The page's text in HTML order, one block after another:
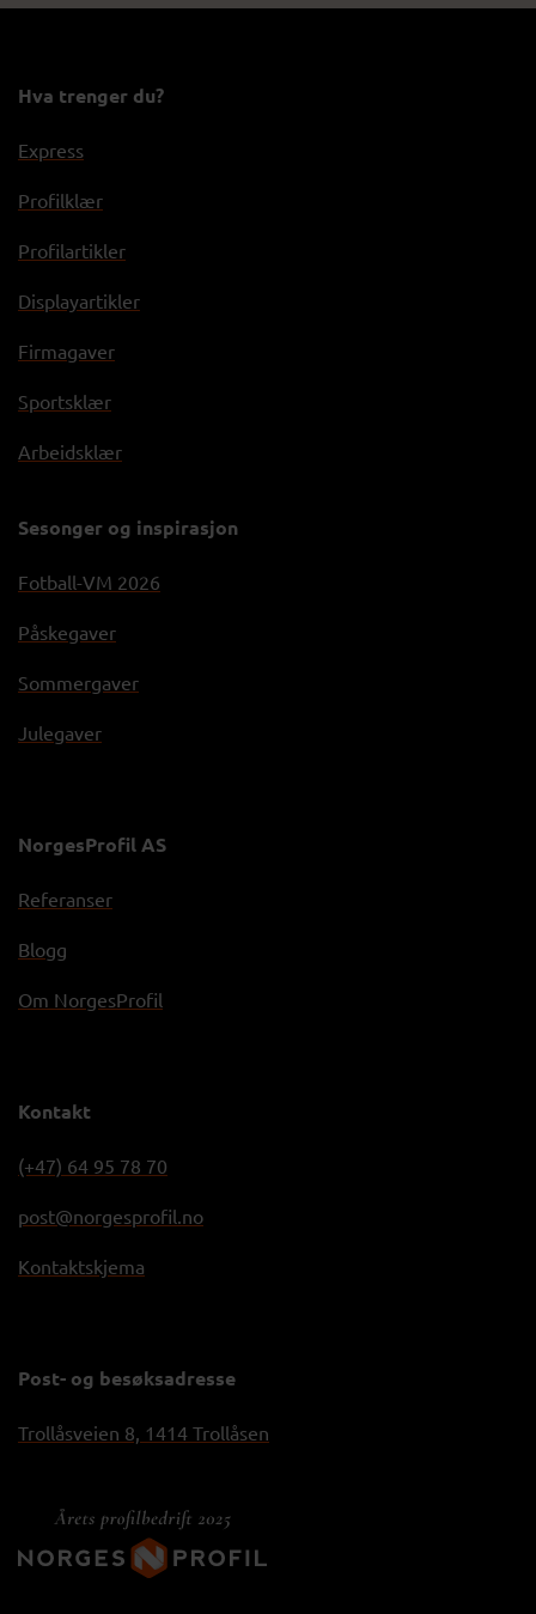
Hva trenger du?
Express
Profilklær
Profilartikler
Displayartikler
Firmagaver
Sportsklær
Arbeidsklær
Sesonger og inspirasjon
Fotball-VM 2026
Påskegaver
Sommergaver
Julegaver
NorgesProfil AS
Referanser
Blogg
Om NorgesProfil
Kontakt
(+47) 64 95 78 70
post@norgesprofil.no
Kontaktskjema
Post- og besøksadresse
Trollåsveien 8, 1414 Trollåsen